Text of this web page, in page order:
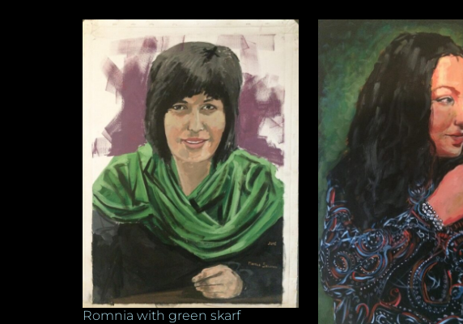
Romnia with green skarf